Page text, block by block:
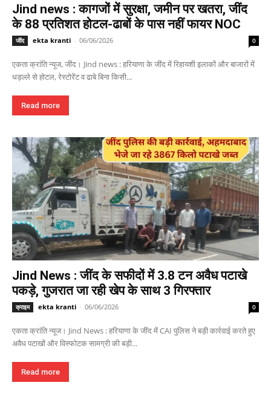
Jind news : कागजों में सुरक्षा, जमीन पर खतरा, जींद
के 88 प्रतिशत होटल-ढाबों के पास नहीं फायर NOC
जींद ekta kranti - 06/06/2026 0
एकता क्रांति न्यूज, जींद। Jind news : हरियाणा के जींद में रिहायशी इलाकों और बाजारों में
धड़ल्ले से होटल, रेस्टोरेंट व ढाबे बिना किसी...
Read more
Jind News : जींद के सफीदों में 3.8 टन अवैध पटाखे
पकड़े, गुजरात जा रही खेप के साथ 3 गिरफ्तार
क्राइम ekta kranti - 06/06/2026 0
एकता क्रांति न्यूज। Jind News : हरियाणा के जींद में CAI पुलिस ने बड़ी कार्रवाई करते हुए
अवैध पटाखों और विस्फोटक सामग्री की बड़ी...
Read more